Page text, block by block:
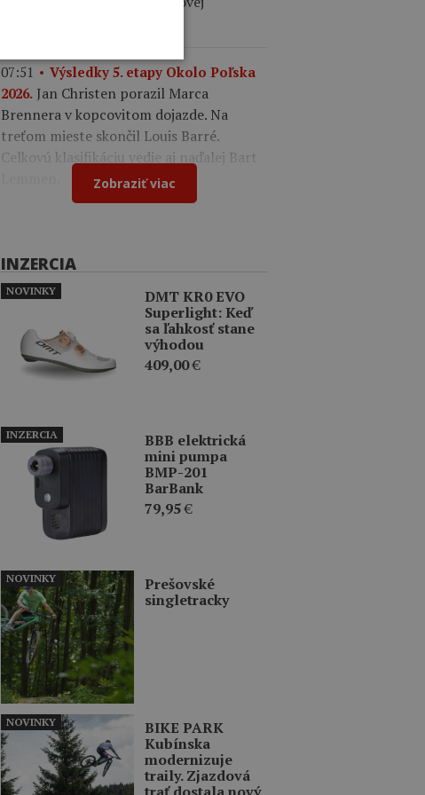
07:51
Výsledky 5. etapy Okolo Poľska
2026. Jan Christen porazil Marca
Brennera v kopcovitom dojazde. Na
treťom mieste skončil Louis Barré.
Celkovú klasifikáciu vedie aj naďalej Bart
Zobraziť viac
INZERCIA
DMT KR0 EVO
Superlight: Keď
sa ľahkosť stane
výhodou
409,00€
NOVINKY
BBB elektrická
mini pumpa
BMP-201
BarBank
79,95€
INZERCIA
Prešovské
singletracky
NOVINKY
BIKE PARK
Kubínska
modernizuje
traily. Zjazdová
NOVINKY